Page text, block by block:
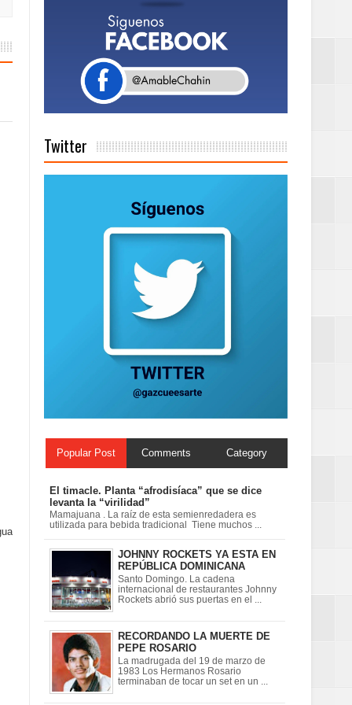
Capital”
de Gestión
Twitter
Popular Post Comments Category
El timacle. Planta “afrodisíaca” que se dice
levanta la “virilidad”
Mamajuana . La raíz de esta semienredadera es
utilizada para bebida tradicional Tiene muchos ...
JOHNNY ROCKETS YA ESTA EN
REPÚBLICA DOMINICANA
Santo Domingo. La cadena
internacional de restaurantes Johnny
Rockets abrió sus puertas en el ...
RECORDANDO LA MUERTE DE
PEPE ROSARIO
La madrugada del 19 de marzo de
1983 Los Hermanos Rosario
terminaban de tocar un set en un ...